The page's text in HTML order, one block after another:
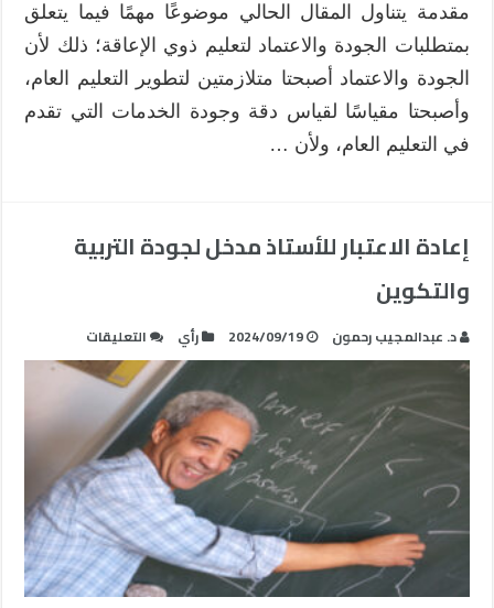
مقدمة يتناول المقال الحالي موضوعًا مهمًا فيما يتعلق
بمتطلبات الجودة والاعتماد لتعليم ذوي الإعاقة؛ ذلك لأن
الجودة والاعتماد أصبحتا متلازمتين لتطوير التعليم العام،
وأصبحتا مقياسًا لقياس دقة وجودة الخدمات التي تقدم
في التعليم العام، ولأن …
إعادة الاعتبار للأستاذ مدخل لجودة التربية
والتكوين
د. عبدالمجيب رحمون 2024/09/19 رأي التعليقات
إعادة
للأستاذ
مدخل
لجودة
التربية
والتكوين
مغلقة